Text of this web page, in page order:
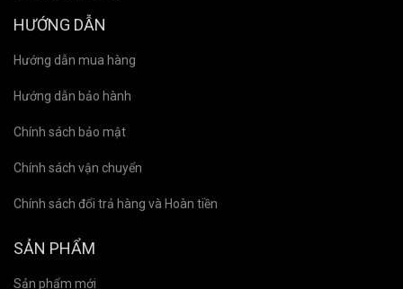
HƯỚNG DẪN
Hướng dẫn mua hàng
Hướng dẫn bảo hành
Chính sách bảo mật
Chính sách vận chuyển
Chính sách đổi trả hàng và Hoàn tiền
SẢN PHẨM
Sản phẩm mới